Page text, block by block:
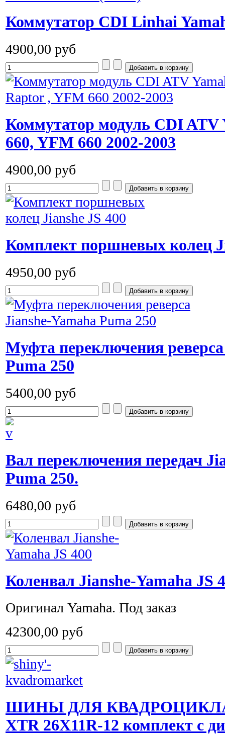
Коммутатор CDI Linhai
4900,00 руб
Коммутатор модуль CDI ATV
660, YFM 660 2002-2003
4900,00 руб
Комплект поршневых колец
4950,00 руб
Муфта переключения
Puma 250
5400,00 руб
Вал переключения передач
Puma 250.
6480,00 руб
Коленвал Jianshe-Yamaha JS
Оригинал Yamaha. Под заказ
42300,00 руб
ШИНЫ ДЛЯ КВАДРОЦИКЛА
XTR 26X11R-12 комплект с